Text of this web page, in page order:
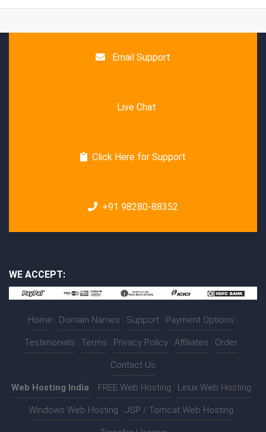
Email Support
Live Chat
Click Here for Support
+91 98280-88352
WE ACCEPT:
Home Domain Names Support Payment Options
Testimonials Terms Privacy Policy Affiliates Order
Contact Us
Web Hosting India FREE Web Hosting Linux Web Hosting
Windows Web Hosting JSP / Tomcat Web Hosting